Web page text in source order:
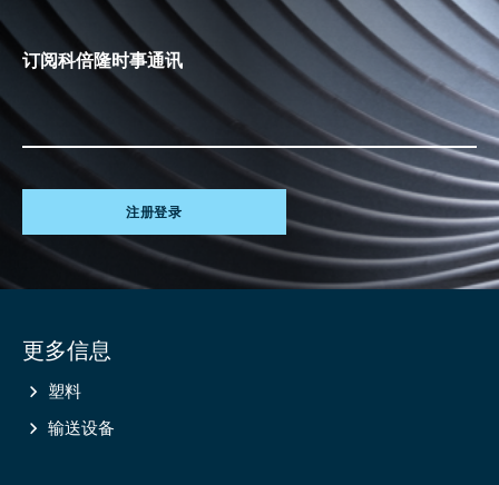
订阅科倍隆时事通讯
注册登录
information
更多信息
塑料
输送设备